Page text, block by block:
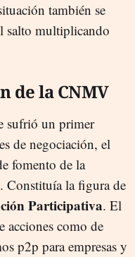
también se
salto multiplicando
de la CNMV
sufrió un primer
de negociación, el
fomento de la
Constituía la figura de
Participativa. El
acciones como de
p2p para empresas y